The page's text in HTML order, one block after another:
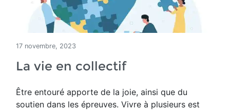
17 novembre, 2023
La vie en collectif
Être entouré apporte de la joie, ainsi que du
soutien dans les épreuves. Vivre à plusieurs est